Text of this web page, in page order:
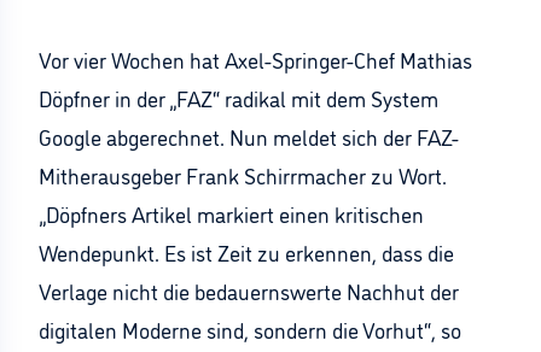
Vor vier Wochen hat Axel-Springer-Chef Mathias
Döpfner in der „FAZ“ radikal mit dem System
Google abgerechnet. Nun meldet sich der FAZ-
Mitherausgeber Frank Schirrmacher zu Wort.
„Döpfners Artikel markiert einen kritischen
Wendepunkt. Es ist Zeit zu erkennen, dass die
Verlage nicht die bedauernswerte Nachhut der
digitalen Moderne sind, sondern die Vorhut“, so